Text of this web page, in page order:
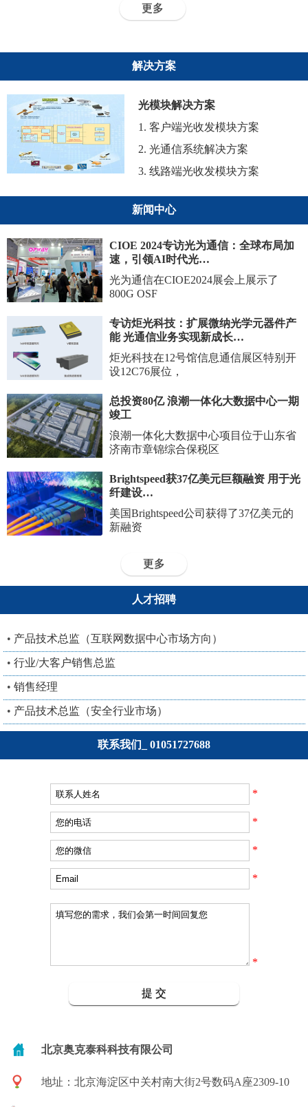
更多
解决方案
光模块解决方案
1. 客户端光收发模块方案
2. 光通信系统解决方案
3. 线路端光收发模块方案
新闻中心
CIOE 2024专访光为通信：全球布局加
速，引领AI时代光…
光为通信在CIOE2024展会上展示了
800G OSF
专访炬光科技：扩展微纳光学元器件产
能 光通信业务实现新成长…
炬光科技在12号馆信息通信展区特别开
设12C76展位，
总投资80亿 浪潮一体化大数据中心一期
竣工
浪潮一体化大数据中心项目位于山东省
济南市章锦综合保税区
Brightspeed获37亿美元巨额融资 用于光
纤建设…
美国Brightspeed公司获得了37亿美元的
新融资
更多
人才招聘
• 产品技术总监（互联网数据中心市场方向）
• 行业/大客户销售总监
• 销售经理
• 产品技术总监（安全行业市场）
联系我们_ 01051727688
*
*
*
*
*
北京奥克泰科科技有限公司
地址：北京海淀区中关村南大街2号数码A座2309-10